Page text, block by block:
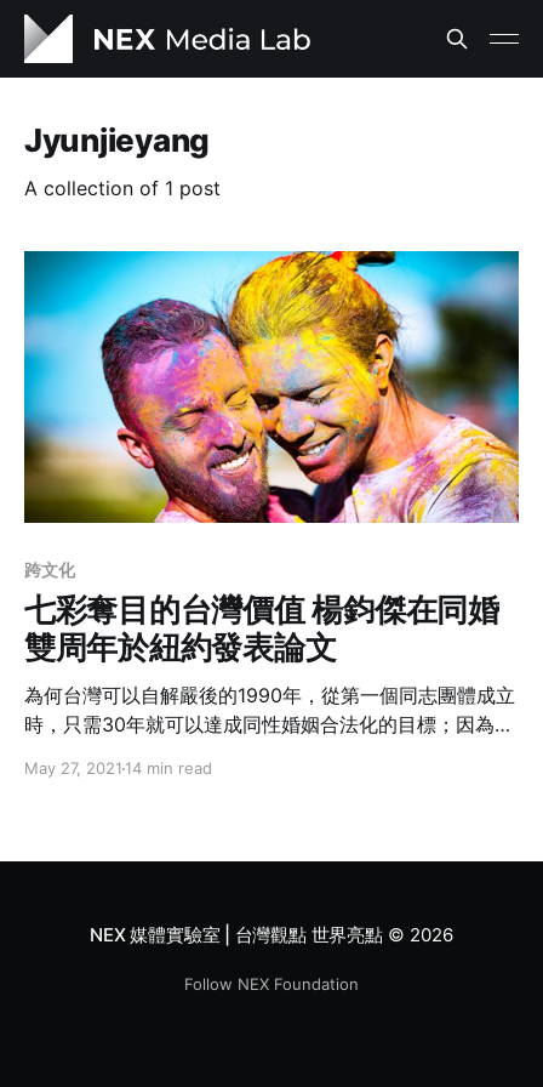
Jyunjieyang
A collection of 1 post
跨文化
七彩奪目的台灣價值 楊鈞傑在同婚
雙周年於紐約發表論文
為何台灣可以自解嚴後的1990年，從第一個同志團體成立
時，只需30年就可以達成同性婚姻合法化的目標；因為同
（Stonewall riots）從1969到同婚合法化的2015年也歷
May 27, 2021 14 min read
NEX 媒體實驗室 | 台灣觀點 世界亮點© 2026
Follow NEX Foundation